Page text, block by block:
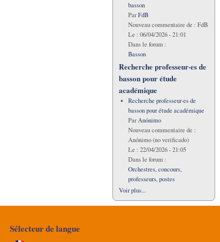
basson
ParFdB
Nouveau commentaire de : FdB
Le : 06/04/2026 - 21:01
Dans le forum :
Basson
Recherche professeur·es de
basson pour étude
académique
Recherche professeur·es de
basson pour étude académique
ParAnónimo
Nouveau commentaire de :
Anónimo (no verificado)
Le : 22/04/2026 - 21:05
Dans le forum :
Orchestres, concours,
professeurs, postes
Voir plus...
Sélecteur de langue